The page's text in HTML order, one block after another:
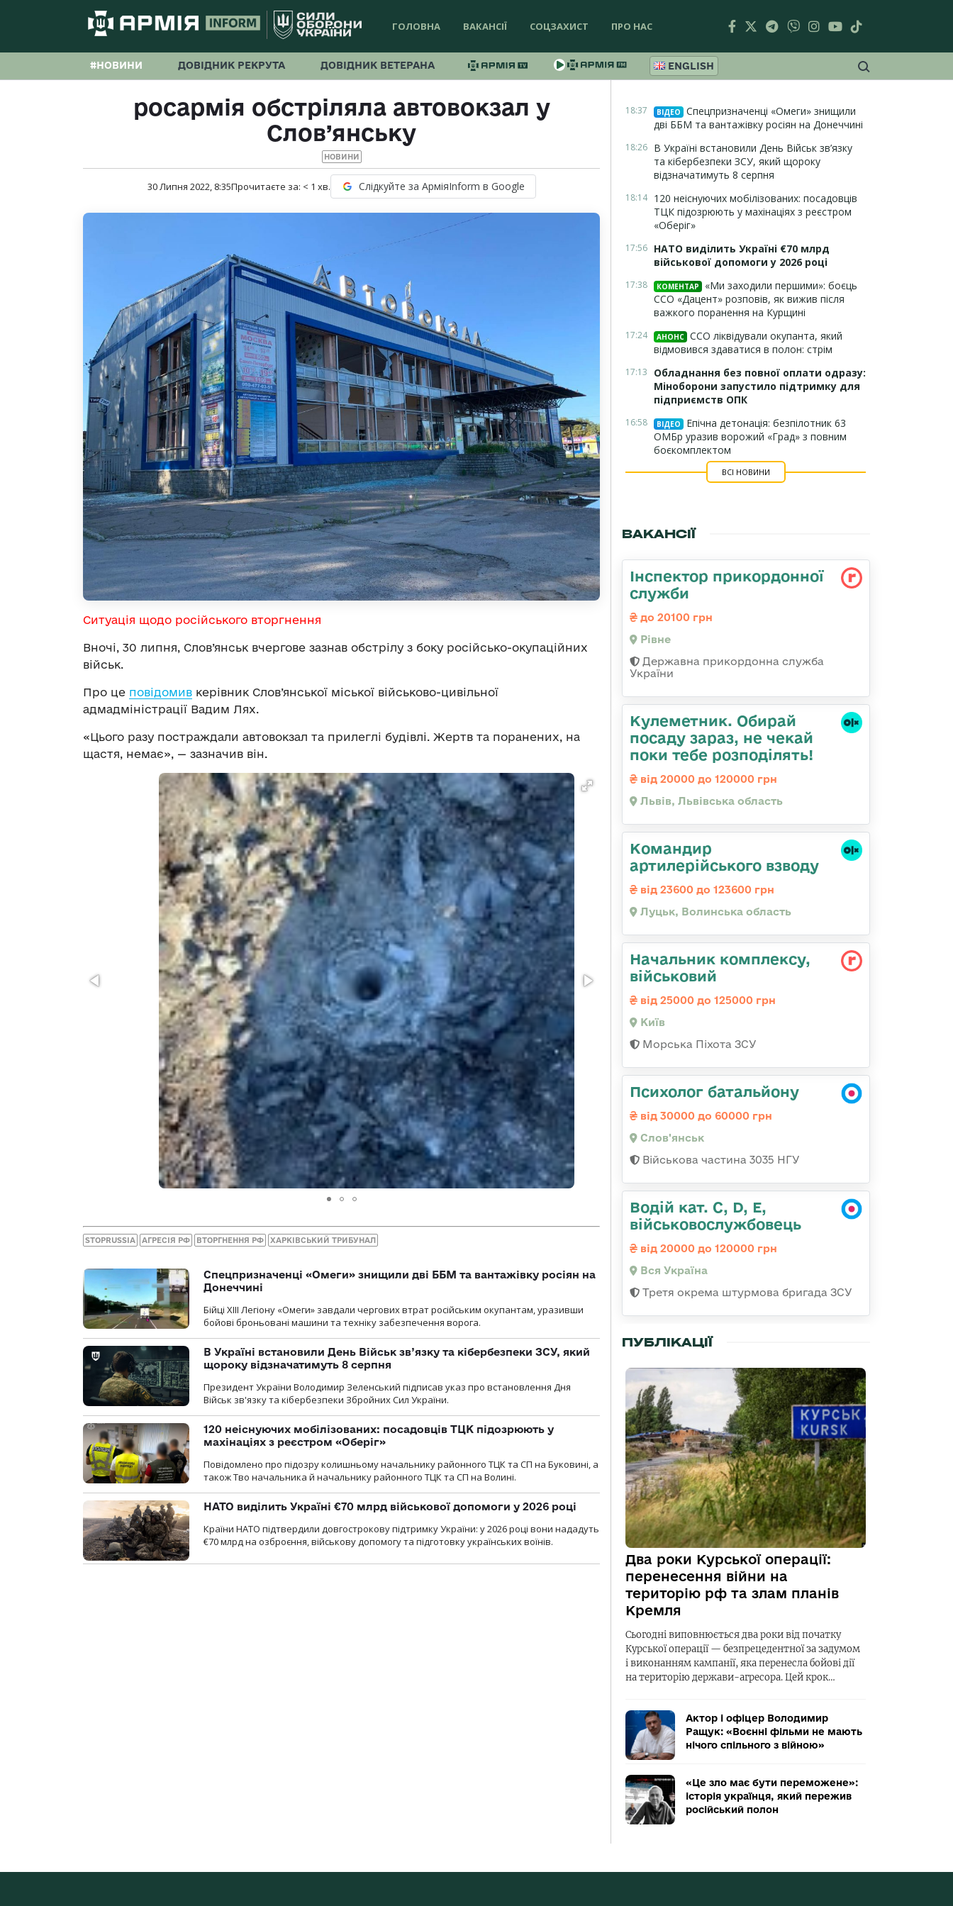
ГОЛОВНА ВАКАНСІЇ СОЦЗАХИСТ ПРО НАС
#НОВИНИ ДОВІДНИК РЕКРУТА ДОВІДНИК ВЕТЕРАНА ENGLISH
росармія обстріляла автовокзал у
Слов’янську
НОВИНИ
30 Липня 2022, 8:35Прочитаєте за: < 1 хв. Слідкуйте за АрміяInform в Google
Ситуація щодо російського вторгнення
Вночі, 30 липня, Слов’янськ вчергове зазнав обстрілу з боку російсько-окупаційних
військ.
Про це повідомив керівник Слов’янської міської військово-цивільної
адмадміністрації Вадим Лях.
«Цього разу постраждали автовокзал та прилеглі будівлі. Жертв та поранених, на
щастя, немає», — зазначив він.
STOPRUSSIA АГРЕСІЯ РФ ВТОРГНЕННЯ РФ ХАРКІВСЬКИЙ ТРИБУНАЛ
Спецпризначенці «Омеги» знищили дві ББМ та вантажівку росіян на
Донеччині
Бійці ХІІІ Легіону «Омеги» завдали чергових втрат російським окупантам, уразивши
бойові броньовані машини та техніку забезпечення ворога.
В Україні встановили День Військ зв’язку та кібербезпеки ЗСУ, який
щороку відзначатимуть 8 серпня
Президент України Володимир Зеленський підписав указ про встановлення Дня
Військ зв'язку та кібербезпеки Збройних Сил України.
120 неіснуючих мобілізованих: посадовців ТЦК підозрюють у
махінаціях з реєстром «Оберіг»
Повідомлено про підозру колишньому начальнику районного ТЦК та СП на Буковині, а
також Тво начальника й начальнику районного ТЦК та СП на Волині.
НАТО виділить Україні €70 млрд військової допомоги у 2026 році
Країни НАТО підтвердили довгострокову підтримку України: у 2026 році вони нададуть
€70 млрд на озброєння, військову допомогу та підготовку українських воїнів.
18:37 ВІДЕО
Спецпризначенці «Омеги» знищили
дві ББМ та вантажівку росіян на Донеччині
18:26 В Україні встановили День Військ зв’язку
та кібербезпеки ЗСУ, який щороку
відзначатимуть 8 серпня
18:14 120 неіснуючих мобілізованих: посадовців
ТЦК підозрюють у махінаціях з реєстром
«Оберіг»
17:56 НАТО виділить Україні €70 млрд
військової допомоги у 2026 році
17:38 КОМЕНТАР
«Ми заходили першими»: боєць
ССО «Дацент» розповів, як вижив після
важкого поранення на Курщині
17:24 АНОНС ССО ліквідували окупанта, який
відмовився здаватися в полон: стрім
17:13
Обладнання без повної оплати одразу:
Міноборони запустило підтримку для
підприємств ОПК
16:58 ВІДЕО
Епічна детонація: безпілотник 63
ОМБр уразив ворожий «Град» з повним
боєкомплектом
ВСІ НОВИНИ
ВАКАНСІЇ
Інспектор прикордонної
служби
до 20100 грн
Рівне
Державна прикордонна служба
України
Кулеметник. Обирай
посаду зараз, не чекай
поки тебе розподілять!
від 20000 до 120000 грн
Львів, Львівська область
Командир
артилерійського взводу
від 23600 до 123600 грн
Луцьк, Волинська область
Начальник комплексу,
військовий
від 25000 до 125000 грн
Київ
Морська Піхота ЗСУ
Психолог батальйону
від 30000 до 60000 грн
Слов'янськ
Військова частина 3035 НГУ
Водій кат. С, D, Е,
військовослужбовець
від 20000 до 120000 грн
Вся Україна
Третя окрема штурмова бригада ЗСУ
ПУБЛІКАЦІЇ
Два роки Курської операції:
перенесення війни на
територію рф та злам планів
Кремля
Сьогодні виповнюється два роки від початку
Курської операції — безпрецедентної за задумом
і виконанням кампанії, яка перенесла бойові дії
на територію держави-агресора. Цей крок…
Актор і офіцер Володимир
Ращук: «Воєнні фільми не мають
нічого спільного з війною»
«Це зло має бути переможене»:
історія українця, який пережив
російський полон